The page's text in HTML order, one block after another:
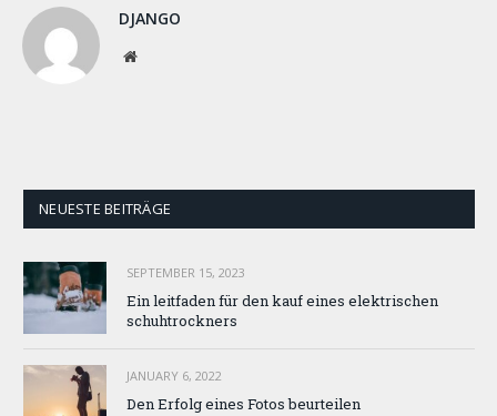
DJANGO
Website
NEUESTE BEITRÄGE
SEPTEMBER 15, 2023
Ein leitfaden für den kauf eines elektrischen
schuhtrockners
JANUARY 6, 2022
Den Erfolg eines Fotos beurteilen